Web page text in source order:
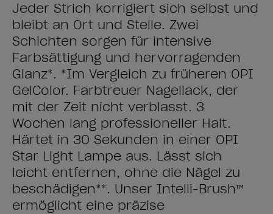
Jeder Strich korrigiert sich selbst und
bleibt an Ort und Stelle. Zwei
Schichten sorgen für intensive
Farbsättigung und hervorragenden
Glanz*. *Im Vergleich zu früheren OPI
GelColor. Farbtreuer Nagellack, der
mit der Zeit nicht verblasst. 3
Wochen lang professioneller Halt.
Härtet in 30 Sekunden in einer OPI
Star Light Lampe aus. Lässt sich
leicht entfernen, ohne die Nägel zu
beschädigen**. Unser Intelli-Brush™
ermöglicht eine präzise